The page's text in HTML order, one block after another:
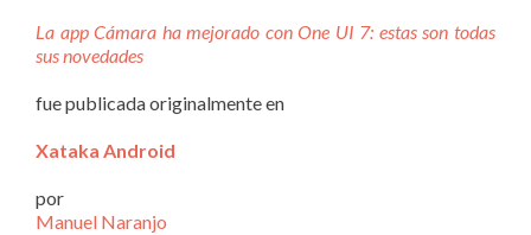
La app Cámara ha mejorado con One UI 7: estas son todas
sus novedades
fue publicada originalmente en
Xataka Android
por
Manuel Naranjo